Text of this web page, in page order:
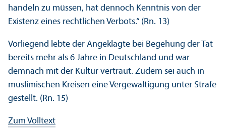
handeln zu müssen, hat dennoch Kenntnis von der
Existenz eines rechtlichen Verbots.“ (Rn. 13)
Vorliegend lebte der Angeklagte bei Begehung der Tat
bereits mehr als 6 Jahre in Deutschland und war
demnach mit der Kultur vertraut. Zudem sei auch in
muslimischen Kreisen eine Vergewaltigung unter Strafe
gestellt. (Rn. 15)
Zum Volltext